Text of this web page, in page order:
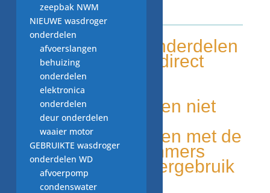
WITGOED VOOR U!
Tweedehands onderdelen
Grote voorraad, direct
leverbaar
Duurzaam
Unieke onderdelen niet
elders leverbaar
Makkelijk te vinden met de
onderdelen nummers
Milieu bewust, hergebruik
van onderdelen
zeepbak NWM
NIEUWE wasdroger
onderdelen
afvoerslangen
behuizing
onderdelen
elektronica
onderdelen
deur onderdelen
waaier motor
GEBRUIKTE wasdroger
onderdelen WD
afvoerpomp
condenswater